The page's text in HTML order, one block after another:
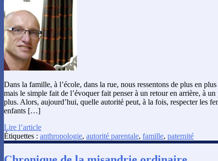
Dans la famille, à l’école, dans la rue, nous ressentons de plus en
mais le simple fait de l’évoquer fait penser à un retour en arrière, à
plus. Alors, aujourd’hui, quelle autorité peut, à la fois, respecter les
enfants […]
Lire l’article
Étiquettes : anthropologie, autorité parentale, famille, paternité